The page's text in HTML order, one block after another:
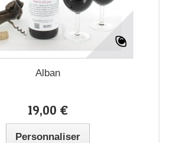
Alban
19,00 €
Personnaliser